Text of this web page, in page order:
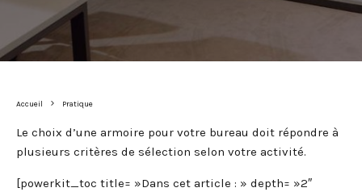
Accueil Pratique
Le choix d’une armoire pour votre bureau doit répondre à
plusieurs critères de sélection selon votre activité.
[powerkit_toc title= »Dans cet article : » depth= »2″